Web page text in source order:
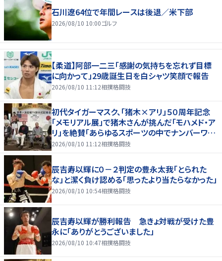
石川遼64位で年間レースは後退／米下部
2026/08/10 10:00ゴルフ
【柔道】阿部一二三「感謝の気持ちを忘れず目標
に向かって」29歳誕生日を白シャツ笑顔で報告
2026/08/10 11:12相撲格闘技
初代タイガーマスク、「猪木×アリ」５０周年記念
「メモリアル展」で猪木さんが挑んだ「モハメド・ア
リ」を絶賛「あらゆるスポーツの中でナンバーワン
の存在」
2026/08/10 11:12相撲格闘技
辰吉寿以輝に０－２判定の豊永太我「とられた
な」と潔く負け認める「思ったより当たらなかった」
2026/08/10 10:54相撲格闘技
辰吉寿以輝が勝利報告 急きょ対戦が受けた豊
永に「ありがとうございました」
2026/08/10 10:47相撲格闘技